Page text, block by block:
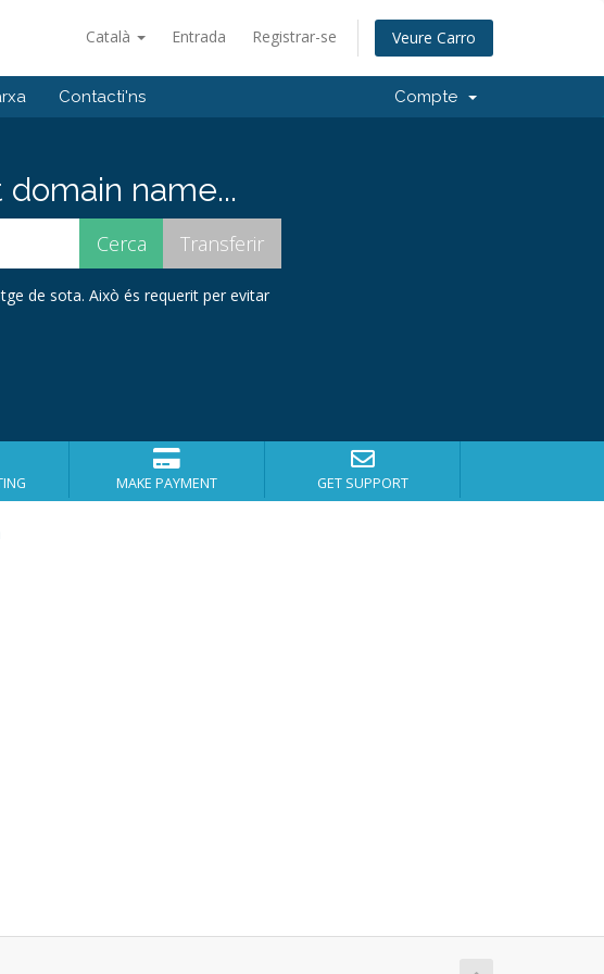
Català Entrada Registrar-se Veure Carro
Contacti'ns Compte
name...
de sota. Això és requerit per evitar
MAKE PAYMENT GET SUPPORT